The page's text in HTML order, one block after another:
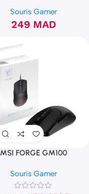
Souris Gamer
249 MAD
MSI FORGE GM100
Souris Gamer